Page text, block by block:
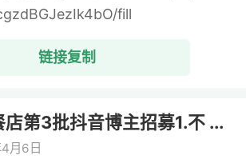
fill
链接复制
第3批抖音博主招募1.不 ...
月6日